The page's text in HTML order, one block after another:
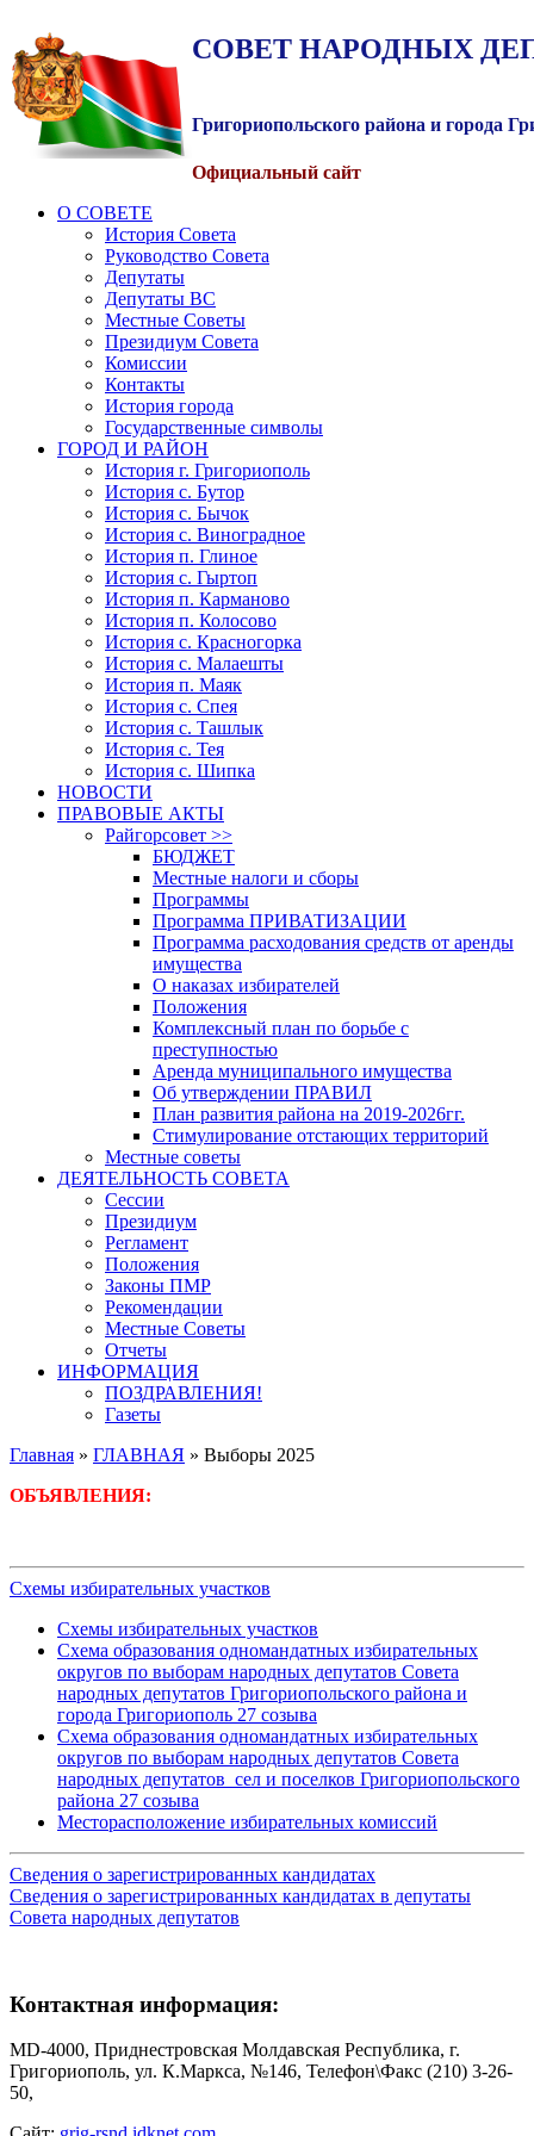
СОВЕТ НАРОДНЫХ
Григориопольского района и города
Официальный сайт
О СОВЕТЕ
История Совета
Руководство Совета
Депутаты
Депутаты ВС
Местные Советы
Президиум Совета
Комиссии
Контакты
История города
Государственные символы
ГОРОД И РАЙОН
История г. Григориополь
История с. Бутор
История с. Бычок
История с. Виноградное
История п. Глиное
История с. Гыртоп
История п. Карманово
История п. Колосово
История с. Красногорка
История с. Малаешты
История п. Маяк
История с. Спея
История с. Ташлык
История с. Тея
История с. Шипка
НОВОСТИ
ПРАВОВЫЕ АКТЫ
Райгорсовет >>
БЮДЖЕТ
Местные налоги и сборы
Программы
Программа ПРИВАТИЗАЦИИ
Программа расходования средств от аренды
имущества
О наказах избирателей
Положения
Комплексный план по борьбе с
преступностью
Аренда муниципального имущества
Об утверждении ПРАВИЛ
План развития района на 2019-2026гг.
Стимулирование отстающих территорий
Местные советы
ДЕЯТЕЛЬНОСТЬ СОВЕТА
Сессии
Президиум
Регламент
Положения
Законы ПМР
Рекомендации
Местные Советы
Отчеты
ИНФОРМАЦИЯ
ПОЗДРАВЛЕНИЯ!
Газеты
Главная » ГЛАВНАЯ » Выборы 2025
ОБЪЯВЛЕНИЯ:
Схемы избирательных участков
Схемы избирательных участков
Схема образования одномандатных избирательных
округов по выборам народных депутатов Совета
народных депутатов Григориопольского района и
города Григориополь 27 созыва
Схема образования одномандатных избирательных
округов по выборам народных депутатов Совета
народных депутатов сел и поселков Григориопольского
района 27 созыва
Месторасположение избирательных комиссий
Сведения о зарегистрированных кандидатах
Сведения о зарегистрированных кандидатах в депутаты
Совета народных депутатов
Контактная информация:
MD-4000, Приднестровская Молдавская Республика, г.
Григориополь, ул. К.Маркса, №146, Телефон\Факс (210) 3-26-
50,